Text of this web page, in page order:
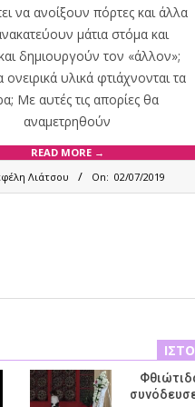
να ανοίξουν πόρτες και άλλα
μάτια στόμα και
δημιουργούν τον «άλλον»;
υλικά φτιάχνονται τα
Με αυτές τις απορίες θα
αναμετρηθούν
READ MORE →
Λιάτσου On: 02/07/2019